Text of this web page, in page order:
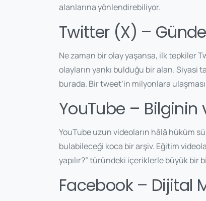
alanlarına yönlendirebiliyor.
Twitter (X) –
Ne zaman bir olay yaşansa, ilk tepkiler
olayların yankı bulduğu bir alan. Siyasi
burada. Bir tweet’in milyonlara
YouTube – Bilginin
YouTube uzun videoların hâlâ hüküm
bulabileceği koca bir arşiv. Eğitim
yapılır?” türündeki içeriklerle büyük bir
Facebook – Dijital